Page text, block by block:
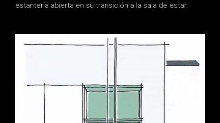
estantería abierta en su transición a la sala de estar.